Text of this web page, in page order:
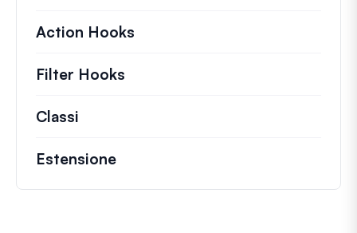
Action Hooks
Filter Hooks
Classi
Estensione